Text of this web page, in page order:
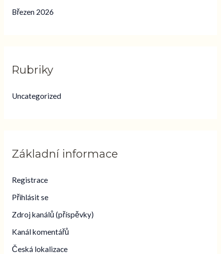
Březen 2026
Rubriky
Uncategorized
Základní informace
Registrace
Přihlásit se
Zdroj kanálů (příspěvky)
Kanál komentářů
Česká lokalizace